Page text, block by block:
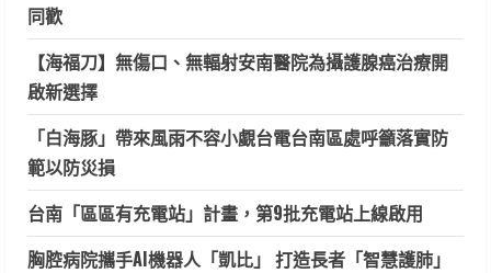
同歡
【海福刀】無傷口、無輻射安南醫院為攝護腺癌治療開
啟新選擇
「白海豚」帶來風雨不容小覷台電台南區處呼籲落實防
範以防災損
台南「區區有充電站」計畫，第9批充電站上線啟用
胸腔病院攜手AI機器人「凱比」 打造長者「智慧護肺」